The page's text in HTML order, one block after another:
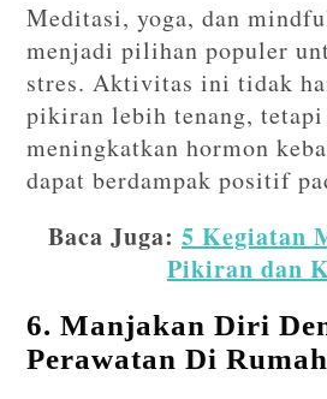
Meditasi, yoga, dan
menjadi pilihan populer
stres. Aktivitas ini tidak
pikiran lebih tenang,
meningkatkan hormon
dapat berdampak positif
Baca Juga: 5 Kegiatan
Pikiran dan
6. Manjakan Diri
Perawatan Di Rumah